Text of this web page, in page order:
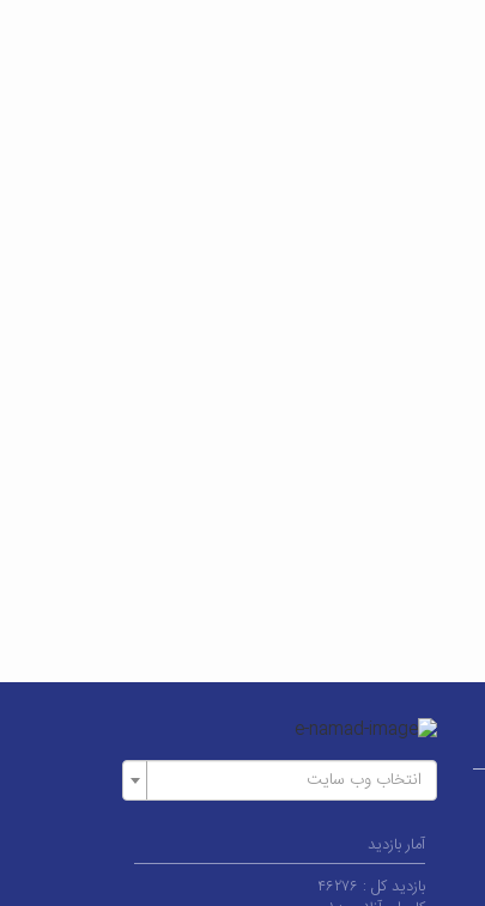
انتخاب وب سایت
آمار بازدید
بازدید کل : ۴۶۲۷۶